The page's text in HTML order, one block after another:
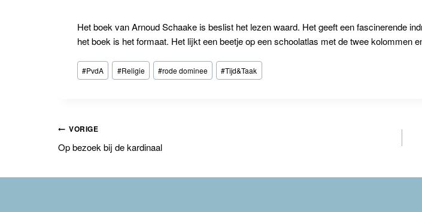
Het boek van Arnoud Schaake is beslist het lezen waard. Het geeft een fascinerende
het boek is het formaat. Het lijkt een beetje op een schoolatlas met de twee kolommen
Bericht
tags:
#PvdA #Religie #rode dominee #Tijd&Taak
Bericht
VORIGE
Op bezoek bij de kardinaal